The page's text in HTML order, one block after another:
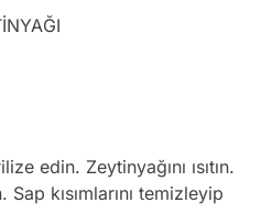
edin. Zeytinyağını ısıtın.
kısımlarını temizleyip